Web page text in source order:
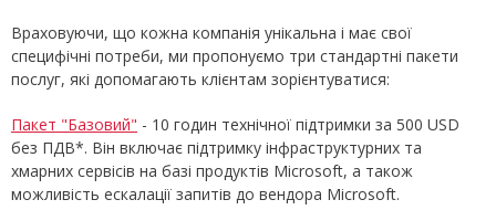
Враховуючи, що кожна компанія унікальна і має свої
специфічні потреби, ми пропонуємо три стандартні пакети
послуг, які допомагають клієнтам зорієнтуватися:
Пакет "Базовий" - 10 годин технічної підтримки за 500 USD
без ПДВ*. Він включає підтримку інфраструктурних та
хмарних сервісів на базі продуктів Microsoft, а також
можливість ескалації запитів до вендора Microsoft.